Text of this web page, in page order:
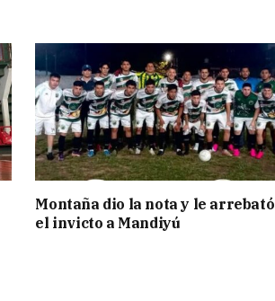
Montaña dio la nota y le arrebató
el invicto a Mandiyú